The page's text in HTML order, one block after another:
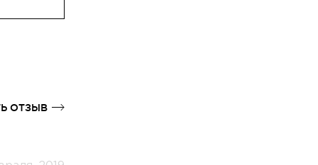
ОТЗЫВ